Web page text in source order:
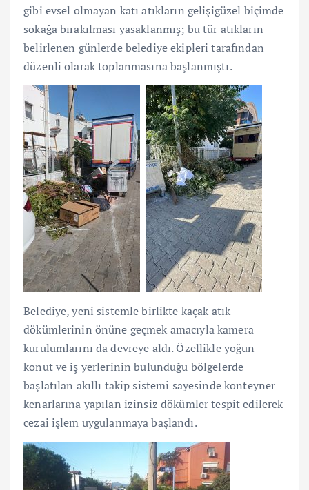
gibi evsel olmayan katı atıkların gelişigüzel biçimde
sokağa bırakılması yasaklanmış; bu tür atıkların
belirlenen günlerde belediye ekipleri tarafından
düzenli olarak toplanmasına başlanmıştı.
Belediye, yeni sistemle birlikte kaçak atık
dökümlerinin önüne geçmek amacıyla kamera
kurulumlarını da devreye aldı. Özellikle yoğun
konut ve iş yerlerinin bulunduğu bölgelerde
başlatılan akıllı takip sistemi sayesinde konteyner
kenarlarına yapılan izinsiz dökümler tespit edilerek
cezai işlem uygulanmaya başlandı.